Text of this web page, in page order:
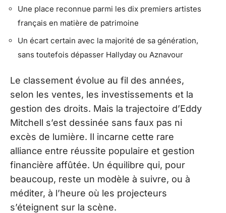
Une place reconnue parmi les dix premiers artistes
français en matière de patrimoine
Un écart certain avec la majorité de sa génération,
sans toutefois dépasser Hallyday ou Aznavour
Le classement évolue au fil des années,
selon les ventes, les investissements et la
gestion des droits. Mais la trajectoire d’Eddy
Mitchell s’est dessinée sans faux pas ni
excès de lumière. Il incarne cette rare
alliance entre réussite populaire et gestion
financière affûtée. Un équilibre qui, pour
beaucoup, reste un modèle à suivre, ou à
méditer, à l’heure où les projecteurs
s’éteignent sur la scène.